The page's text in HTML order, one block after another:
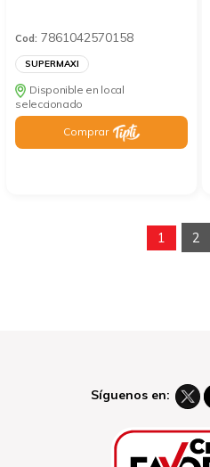
Cod: 7861042570158
SUPERMAXI
Disponible en local
seleccionado
Comprar
1 2
Síguenos en: